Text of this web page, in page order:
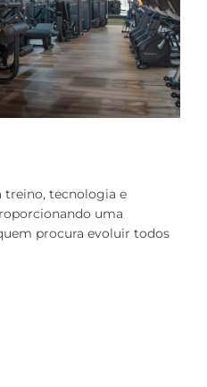
treino, tecnologia e
uma
procura evoluir todos